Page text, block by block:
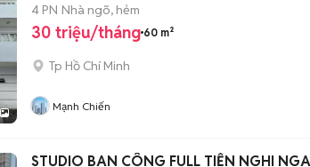
4 PN Nhà ngõ, hẻm
30 triệu/tháng 60 m²
Tp Hồ Chí Minh
Mạnh Chiến
STUDIO BAN CÔNG FULL TIỆN NGHI